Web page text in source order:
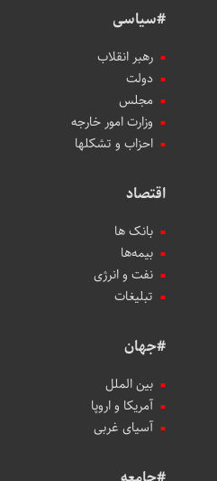
#سیاسی
رهبر انقلاب
دولت
مجلس
وزارت امور خارجه
احزاب و تشکلها
اقتصاد
بانک ها
بیمه‌ها
نفت و انرژی
تبلیغات
#جهان
بین الملل
آمریکا و اروپا
آسیای غربی